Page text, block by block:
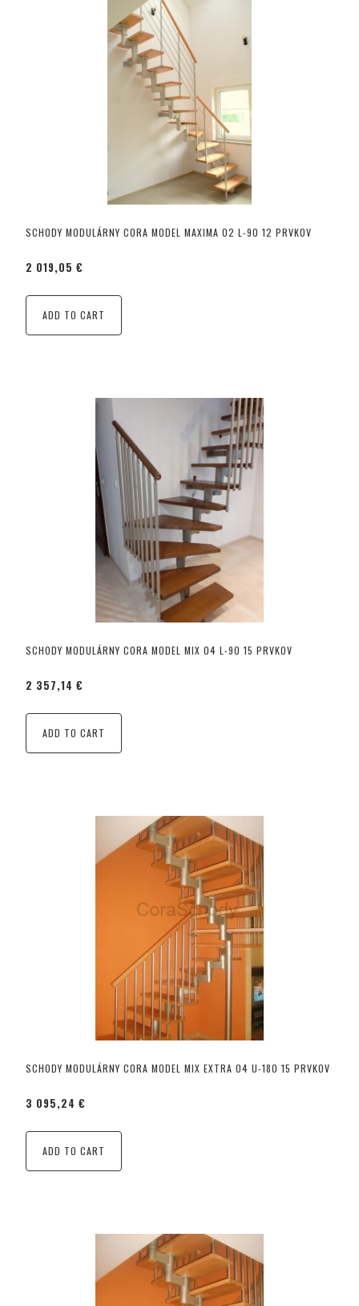
SCHODY MODULÁRNY CORA MODEL MAXIMA 02 L-90 12 PRVKOV
2 019,05 €
ADD TO CART
SCHODY MODULÁRNY CORA MODEL MIX 04 L-90 15 PRVKOV
2 357,14 €
ADD TO CART
SCHODY MODULÁRNY CORA MODEL MIX EXTRA 04 U-180 15 PRVKOV
3 095,24 €
ADD TO CART